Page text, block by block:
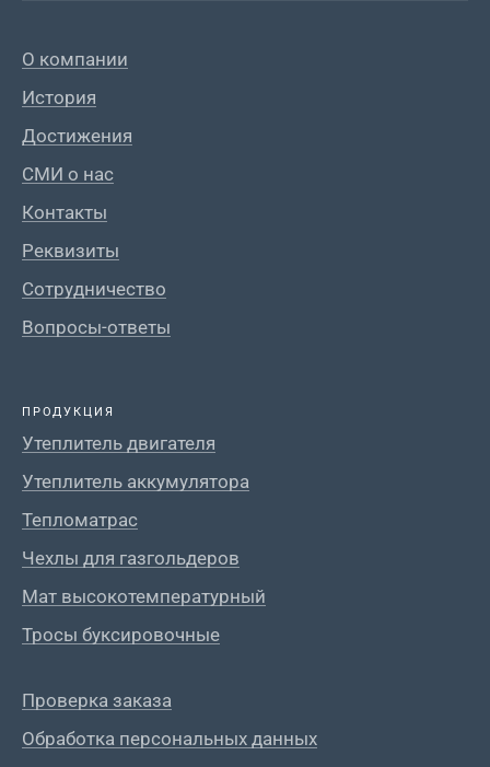
О компании
История
Достижения
СМИ о нас
Контакты
Реквизиты
Сотрудничество
Вопросы-ответы
ПРОДУКЦИЯ
Утеплитель двигателя
Утеплитель аккумулятора
Тепломатрас
Чехлы для газгольдеров
Мат высокотемпературный
Тросы буксировочные
Проверка заказа
Обработка персональных данных